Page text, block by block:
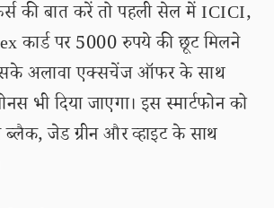
की बात करें तो पहली सेल में ICICI,
कार्ड पर 5000 रुपये की छूट मिलने
अलावा एक्सचेंज ऑफर के साथ
भी दिया जाएगा। इस स्मार्टफोन को
जेड ग्रीन और व्हाइट के साथ